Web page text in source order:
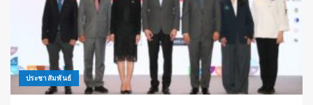
ประชาสัมพันธ์